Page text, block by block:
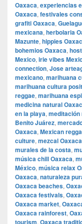
Oaxaca, experiencias
Oaxaca, festivales
grafiti Oaxaca,
mexicana, herbolaria
Mazunte, hippies
bohemios Oaxaca,
Mexico, irie vibes
connection, Jose
mexicano, marihuana
marihuana cultura
reggae, marihuana
medicina natural
en la playa, meditación
Benito Juárez,
Oaxaca, Mexican
culture, mezcal Oaxaca
murales de la costa,
música chill Oaxaca,
México, música relax
Oaxaca, naturaleza
Oaxaca beaches,
Oaxaca festivals,
Oaxaca market,
Oaxaca rainforest,
tourism, Oaxaca